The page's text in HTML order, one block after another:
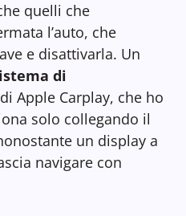
quelli che
l’auto, che
e disattivarla. Un
di
Apple Carplay, che ho
solo collegando il
un display a
navigare con